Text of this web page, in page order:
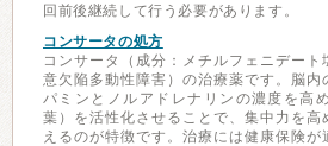
回前後継続して行う必要があります。
コンサータの処方
コンサータ（成分：メチルフェニデー
意欠陥多動性障害）の治療薬です。脳内
パミンとノルアドレナリンの濃度を高
葉）を活性化させることで、集中力を高
えるのが特徴です。治療には健康保険が